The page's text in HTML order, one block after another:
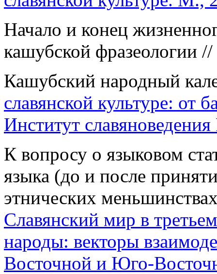
Начало и конец
кашубской фразеологии //
Кашубский народный
славянской культуре: от
Институт
К вопросу о языковом
языка (до и после
этнических
Славянский мир в
народы: векторы
Восточной и Юго-